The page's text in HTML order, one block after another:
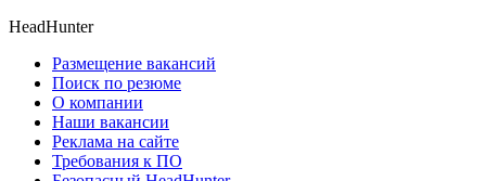
HeadHunter
Размещение вакансий
Поиск по резюме
О компании
Наши вакансии
Реклама на сайте
Требования к ПО